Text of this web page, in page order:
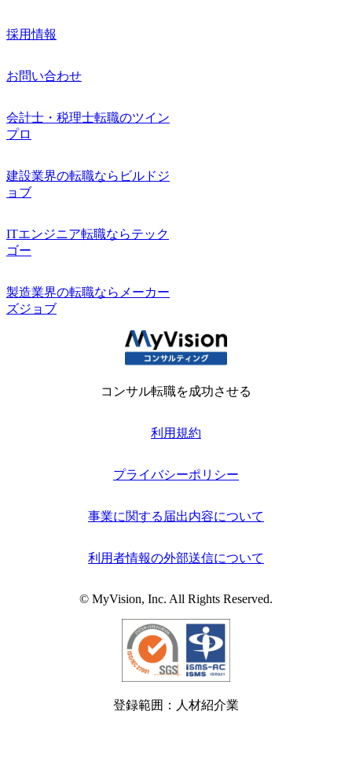
採用情報
お問い合わせ
会計士・税理士転職のツイン
プロ
建設業界の転職ならビルドジ
ョブ
ITエンジニア転職ならテック
ゴー
製造業界の転職ならメーカー
ズジョブ
コンサル転職を成功させる
利用規約
プライバシーポリシー
事業に関する届出内容について
利用者情報の外部送信について
© MyVision, Inc. All Rights Reserved.
登録範囲：人材紹介業